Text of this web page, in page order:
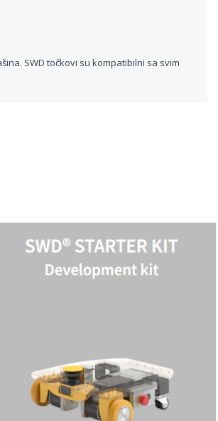
SWD točkovi su kompatibilni sa svim